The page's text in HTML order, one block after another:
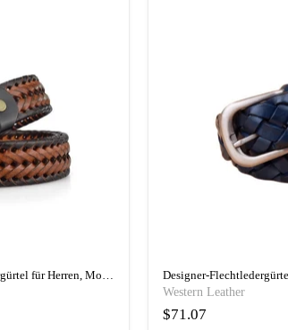
Designer-
Western Leather
$71.07